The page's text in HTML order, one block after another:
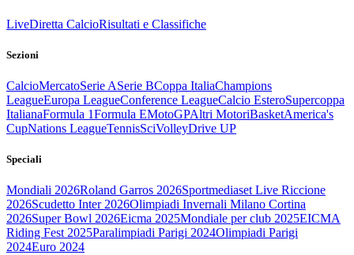
LiveDiretta CalcioRisultati e Classifiche
Sezioni
CalcioMercatoSerie ASerie BCoppa ItaliaChampions
LeagueEuropa LeagueConference LeagueCalcio EsteroSupercoppa
ItalianaFormula 1Formula EMotoGPAltri MotoriBasketAmerica's
CupNations LeagueTennisSciVolleyDrive UP
Speciali
Mondiali 2026Roland Garros 2026Sportmediaset Live Riccione
2026Scudetto Inter 2026Olimpiadi Invernali Milano Cortina
2026Super Bowl 2026Eicma 2025Mondiale per club 2025EICMA
Riding Fest 2025Paralimpiadi Parigi 2024Olimpiadi Parigi
2024Euro 2024